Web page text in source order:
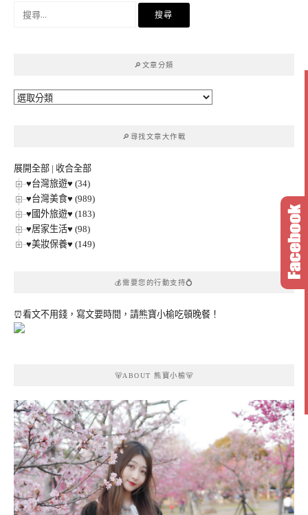
🔎文章分類
🔎
🔎尋找文章大作戰
展開全部 | 收合全部
♥台灣旅遊♥ (34)
♥台灣美食♥ (989)
♥國外旅遊♥ (183)
♥居家生活♥ (98)
♥美妝保養♥ (149)
💰需要您的行動支持💍
⏰看文不用錢，寫文要時間，請熊寶小榆吃頓晚餐！
🐻ABOUT 熊寶小榆🐻